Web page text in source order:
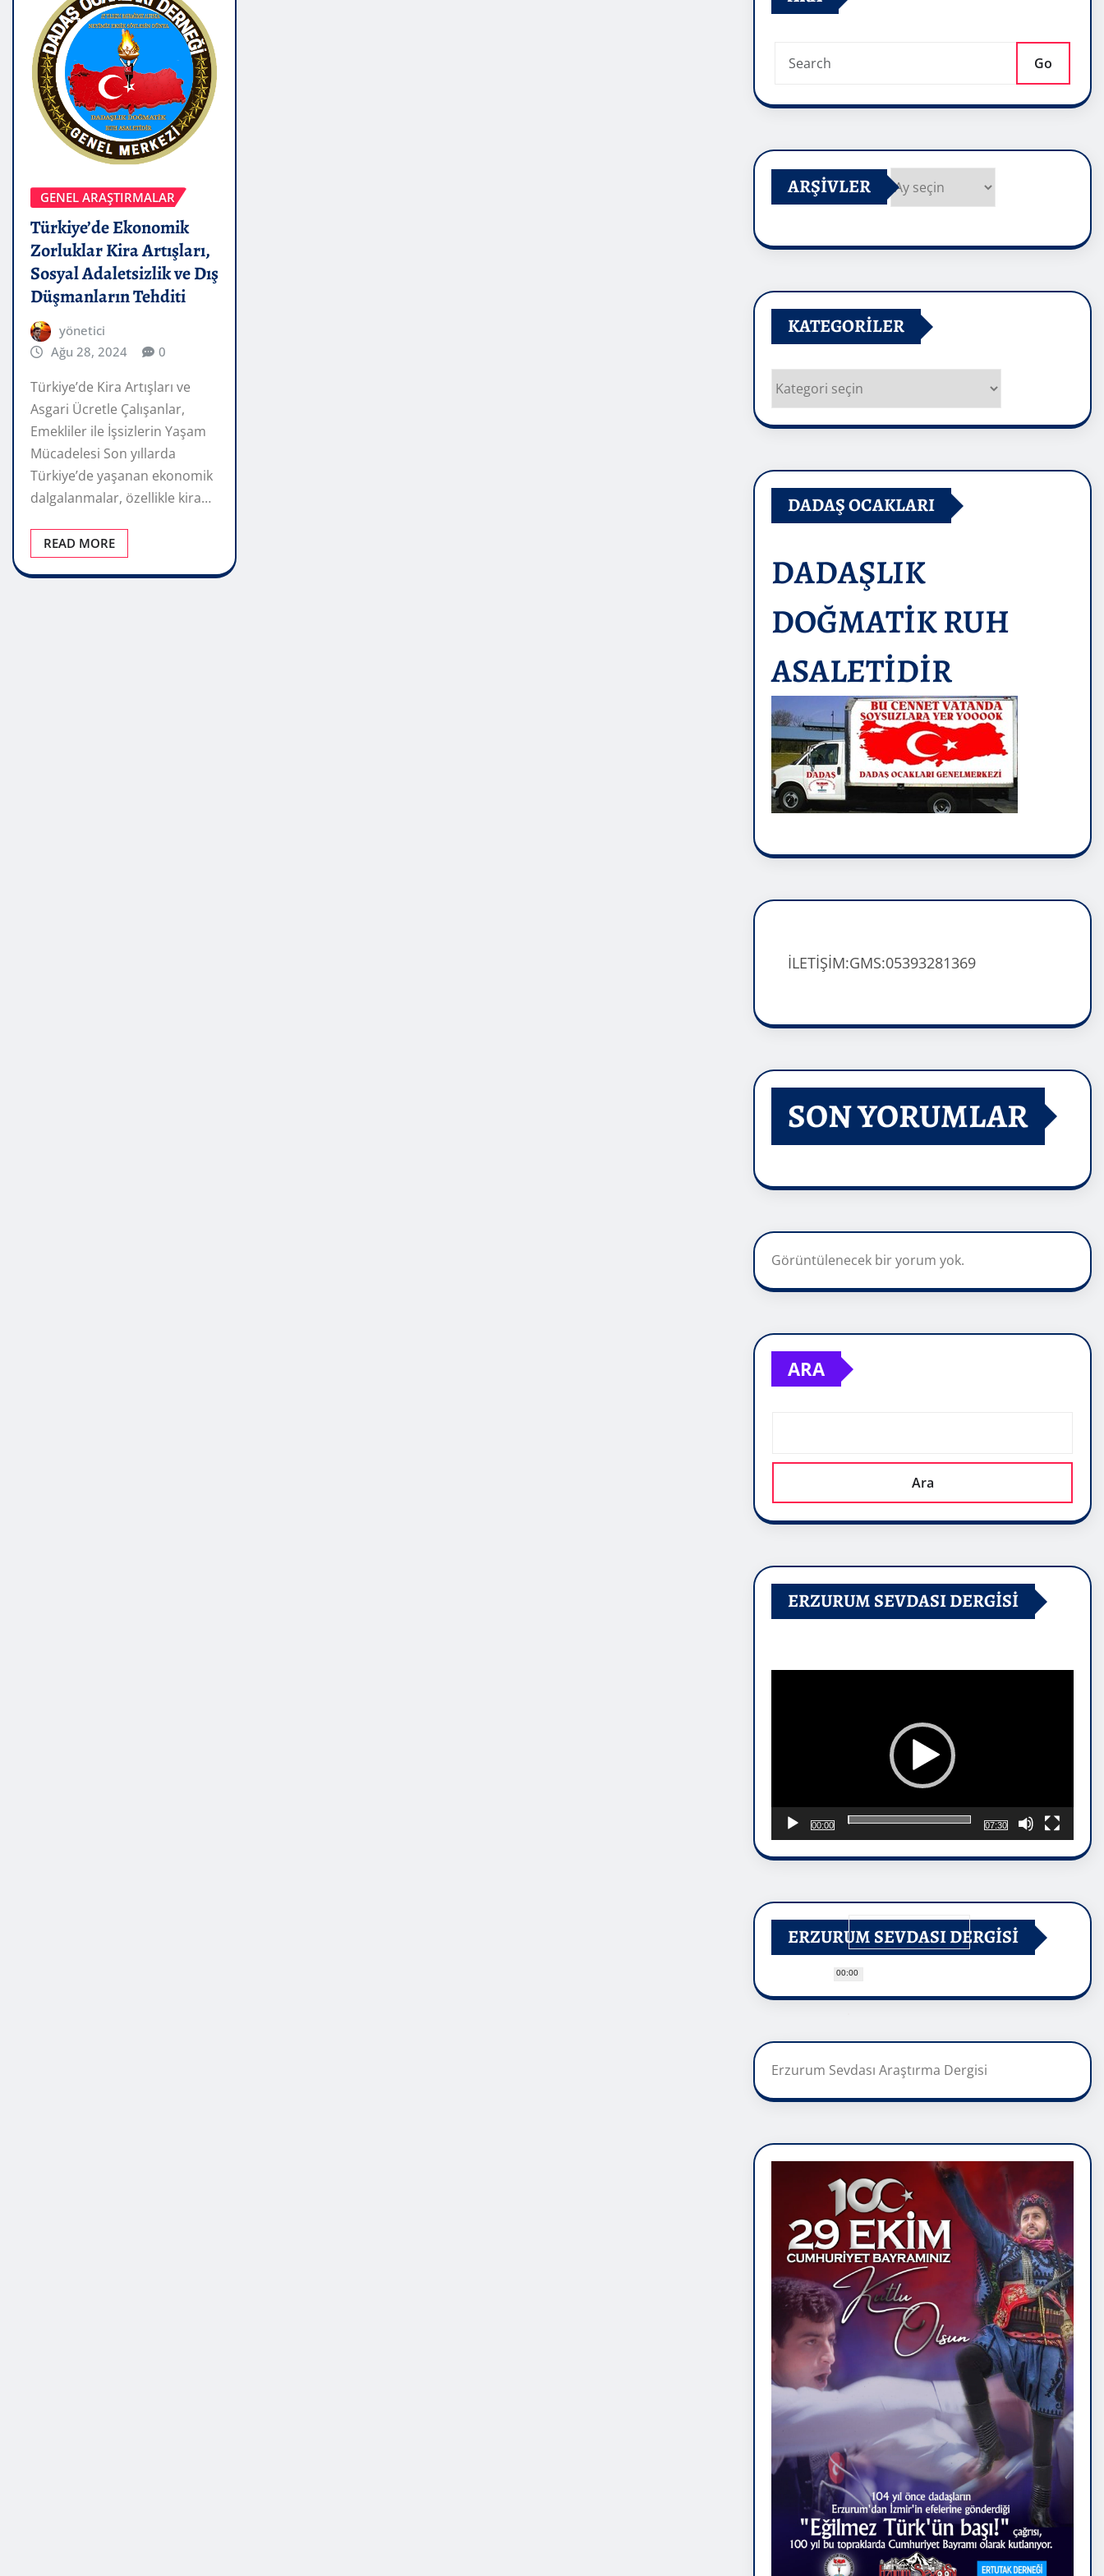
GENEL ARAŞTIRMALAR
Türkiye’de Ekonomik
Zorluklar Kira Artışları,
Sosyal Adaletsizlik ve Dış
Düşmanların Tehditi
yönetici
Ağu 28, 2024
0
Türkiye’de Kira Artışları ve
Asgari Ücretle Çalışanlar,
Emekliler ile İşsizlerin Yaşam
Mücadelesi Son yıllarda
Türkiye’de yaşanan ekonomik
dalgalanmalar, özellikle kira…
READ MORE
Go
ARŞIVLER
KATEGORILER
Kategoriler
DADAŞ OCAKLARI
DADAŞLIK
DOĞMATİK RUH
ASALETİDİR
İLETİŞİM:GMS:05393281369
SON YORUMLAR
Görüntülenecek bir yorum yok.
ARA
Ara
ERZURUM SEVDASI DERGİSİ
00:00
00:00
07:30
ERZURUM SEVDASI DERGİSİ
Erzurum Sevdası Araştırma Dergisi